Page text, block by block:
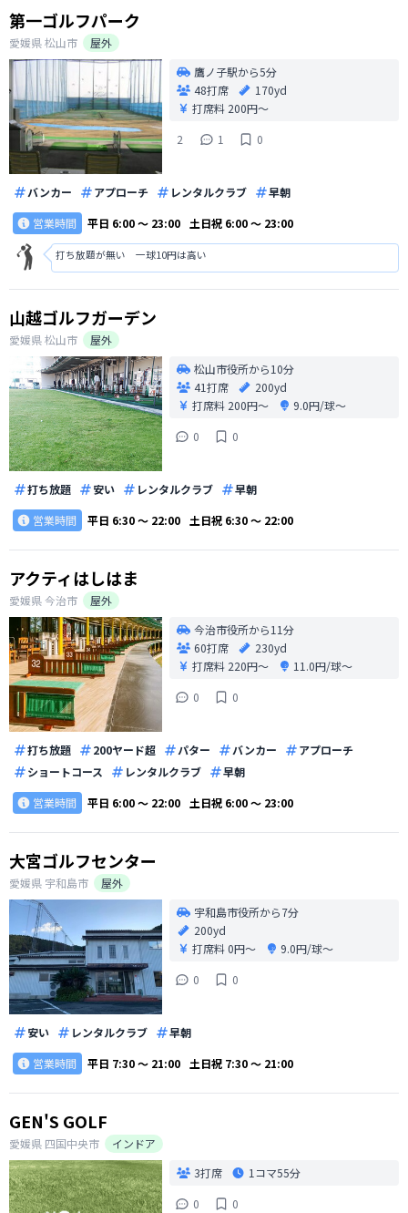
第一ゴルフパーク
愛媛県松山市
屋外
鷹ノ子駅から5分
48打席
170yd
打席料 200円〜
2
1 0
バンカー アプローチ レンタルクラブ
早朝
営業時間
平日 6:00 〜 23:00 土日祝 6:00 〜 23:00
打ち放題が無い 一球10円は高い
山越ゴルフガーデン
愛媛県松山市
屋外
松山市役所から10分
41打席
200yd
打席料 200円〜
9.0円/球〜
0
0
打ち放題 安い レンタルクラブ
早朝
営業時間
平日 6:30 〜 22:00 土日祝 6:30 〜 22:00
アクティはしはま
愛媛県 今治市
屋外
今治市役所から11分
60打席
230yd
打席料 220円〜
11.0円/球〜
0
0
打ち放題 200ヤード超 パター バンカー
アプローチ
ショートコース
レンタルクラブ
早朝
営業時間
平日 6:00 〜 22:00 土日祝 6:00 〜 23:00
大宮ゴルフセンター
愛媛県 宇和島市
屋外
宇和島市役所から7分
200yd
打席料0円〜
9.0円/球〜
0
0
安い レンタルクラブ
早朝
営業時間
平日 7:30 〜 21:00 土日祝 7:30 〜 21:00
GEN'S GOLF
愛媛県 四国中央市
インドア
3打席
1コマ55分
0
0